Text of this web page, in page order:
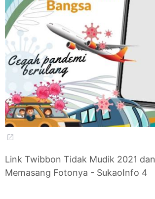
Link Twibbon Tidak Mudik 2021
Memasang Fotonya - SukaoInfo 4